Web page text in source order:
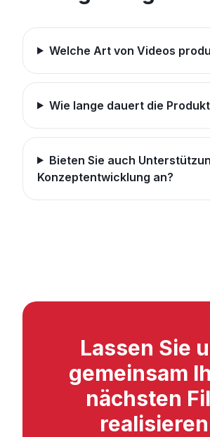
Welche Art von Videos
Wie lange dauert die
Bieten Sie auch
Konzeptentwicklung an?
Lassen Sie
gemeinsam
nächsten